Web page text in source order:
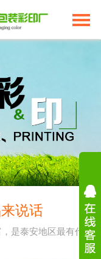
说话
是泰安地区最有代表